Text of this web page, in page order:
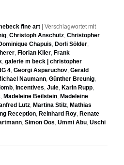
fine art |Verschlagwortet mit
,Christoph Anschütz ,Christopher
Chapuis ,Dorli Sölder
,Florian Klier ,Frank
,galerie m beck | christopher
4 ,Georgi Asparuchov ,Gerald
Naumann ,Günther Breunig
,Incentives ,Jule ,Karin Rupp
,Madeleine Beilstein ,Madeleine
Lutz ,Martina Stilz ,Mathias
Reception ,Reinhard Roy ,Renate
,Simon Oos ,Ummi Abu ,Uschi